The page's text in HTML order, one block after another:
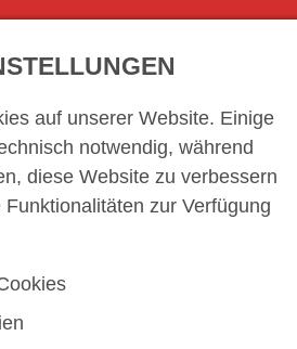
DETAILSEITE
auf unserer Website. Einige
notwendig, während
diese Website zu verbessern
zur Verfügung